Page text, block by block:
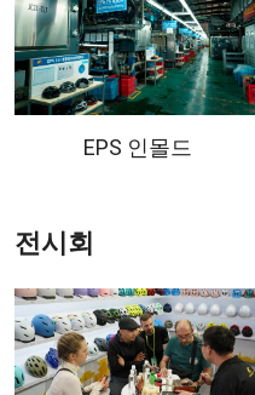
EPS 인몰드
전시회